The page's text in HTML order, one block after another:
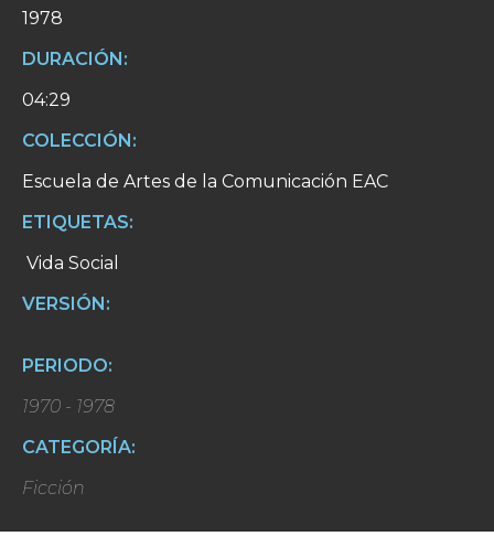
1978
DURACIÓN:
04:29
COLECCIÓN:
Escuela de Artes de la Comunicación EAC
ETIQUETAS:
Vida Social
VERSIÓN:
PERIODO:
1970 - 1978
CATEGORÍA:
Ficción